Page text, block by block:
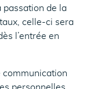
passation de la
celle-ci sera
l’entrée en
communication